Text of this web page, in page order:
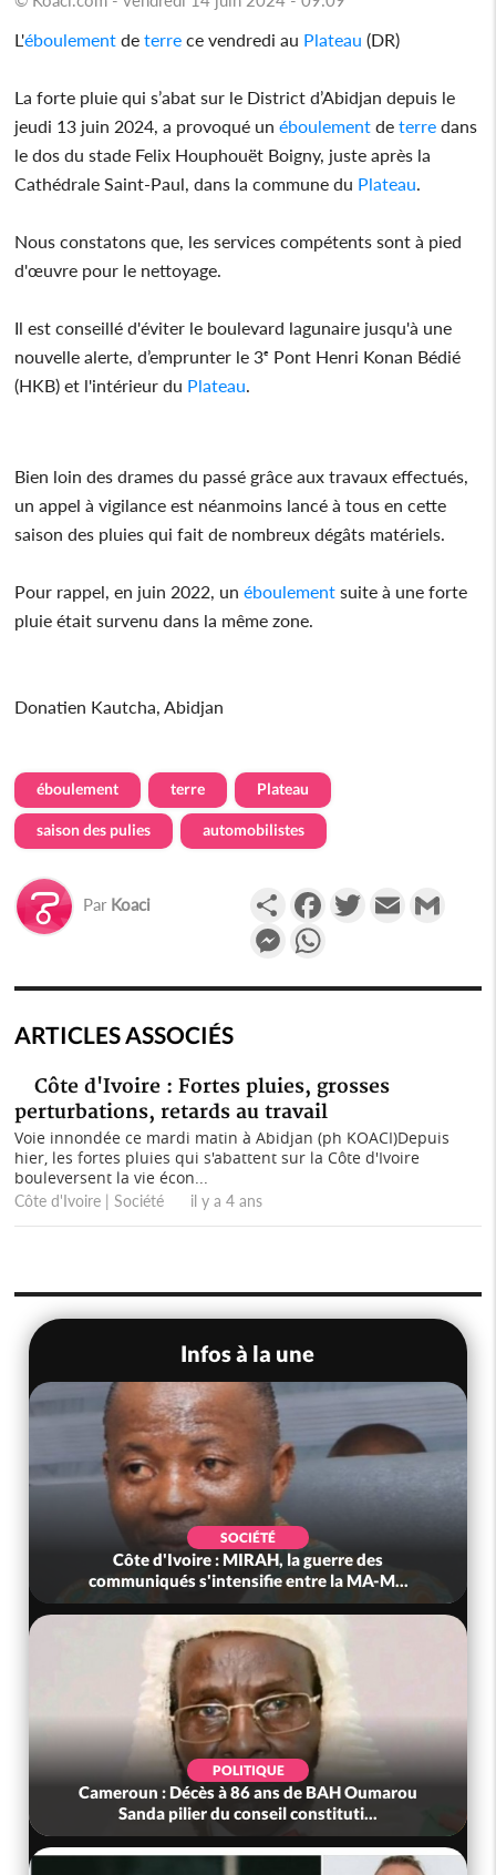
L'éboulement deterre ce vendredi au Plateau (DR)
La forte pluie qui s’abat sur le District d’Abidjan depuis le
jeudi 13 juin 2024, a provoqué unéboulement deterre dans
le dos du stade Felix Houphouët Boigny, juste après la
Cathédrale Saint-Paul, dans la commune du Plateau
Nous constatons que, les services compétents sont à pied
d'œuvre pour le nettoyage.
Il est conseillé d'éviter le boulevard lagunaire jusqu'à une
nouvelle alerte, d’emprunter le 3ᵉ Pont Henri Konan Bédié
(HKB) et l'intérieur du Plateau
Bien loin des drames du passé grâce aux travaux effectués,
un appel à vigilance est néanmoins lancé à tous en cette
saison des pluies qui fait de nombreux dégâts matériels.
Pour rappel, en juin 2022, unéboulement suite à une forte
pluie était survenu dans la même zone.
Donatien Kautcha, Abidjan
éboulement terre Plateau
saison des pulies automobilistes
Par Koaci PartagerFacebookTwitterEmail
Messenger
ARTICLES ASSOCIÉS
Côte d'Ivoire : Fortes pluies, grosses
perturbations, retards au travail
Voie innondée ce mardi matin à Abidjan (ph KOACI)Depuis
hier, les fortes pluies qui s'abattent sur la Côte d'Ivoire
bouleversent la vie écon...
Côte d'Ivoire | Société il y a 4 ans
Infos à la une
SOCIÉTÉ
Côte d'Ivoire : MIRAH, la guerre des
communiqués s'intensifie entre la MA-M...
POLITIQUE
Cameroun : Décès à 86 ans de BAH Oumarou
Sanda pilier du conseil constituti...